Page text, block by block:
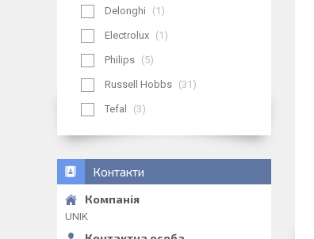
Delonghi
1
Electrolux 1
Philips 5
Russell Hobbs 31
Tefal 3
Контакти
UNIK